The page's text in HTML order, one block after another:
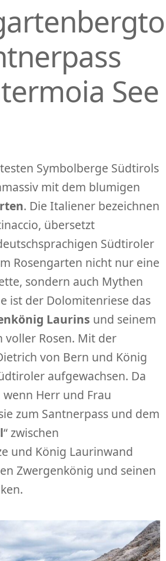
See
Symbolberge Südtirols
mit dem blumigen
. Die Italiener bezeichnen
übersetzt
Südtiroler
Rosengarten nicht nur eine
sondern auch Mythen
ist der Dolomitenriese das
Laurins und seinem
voller Rosen. Mit der
von Bern und König
aufgewachsen. Da
Herr und Frau
zum Santnerpass und dem
“ zwischen
und König Laurinwand
Zwergenkönig und seinen